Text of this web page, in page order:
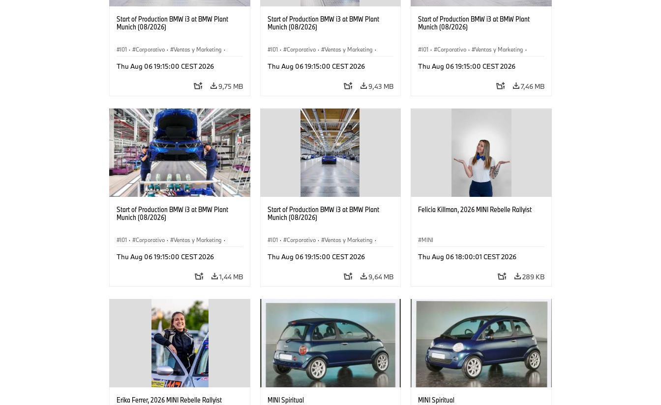
Start of Production BMW i3 at BMW Plant
Munich (08/2026)
I01 · Corporativo · Ventas y Marketing ·
Thu Aug 06 19:15:00 CEST 2026
9,75 MB
Start of Production BMW i3 at BMW Plant
Munich (08/2026)
I01 · Corporativo · Ventas y Marketing ·
Thu Aug 06 19:15:00 CEST 2026
9,43 MB
Start of Production BMW i3 at BMW Plant
Munich (08/2026)
I01 · Corporativo · Ventas y Marketing ·
Thu Aug 06 19:15:00 CEST 2026
7,46 MB
Start of Production BMW i3 at BMW Plant
Munich (08/2026)
I01 · Corporativo · Ventas y Marketing ·
Thu Aug 06 19:15:00 CEST 2026
1,44 MB
Start of Production BMW i3 at BMW Plant
Munich (08/2026)
I01 · Corporativo · Ventas y Marketing ·
Thu Aug 06 19:15:00 CEST 2026
9,64 MB
Felicia Killman, 2026 MINI Rebelle Rallyist
MINI
Thu Aug 06 18:00:01 CEST 2026
289 KB
Erika Ferrer, 2026 MINI Rebelle Rallyist MINI Spiritual MINI Spiritual